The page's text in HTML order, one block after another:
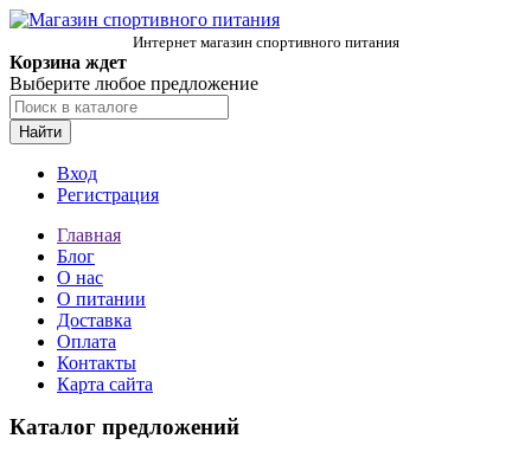
Интернет магазин спортивного питания
Корзина ждет
Выберите любое предложение
Найти
Вход
Регистрация
Главная
Блог
О нас
О питании
Доставка
Оплата
Контакты
Карта сайта
Каталог предложений